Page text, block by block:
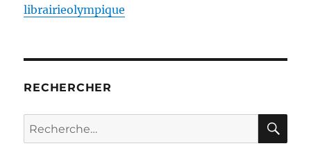
librairieolympique
RECHERCHER
Recherche
pour :